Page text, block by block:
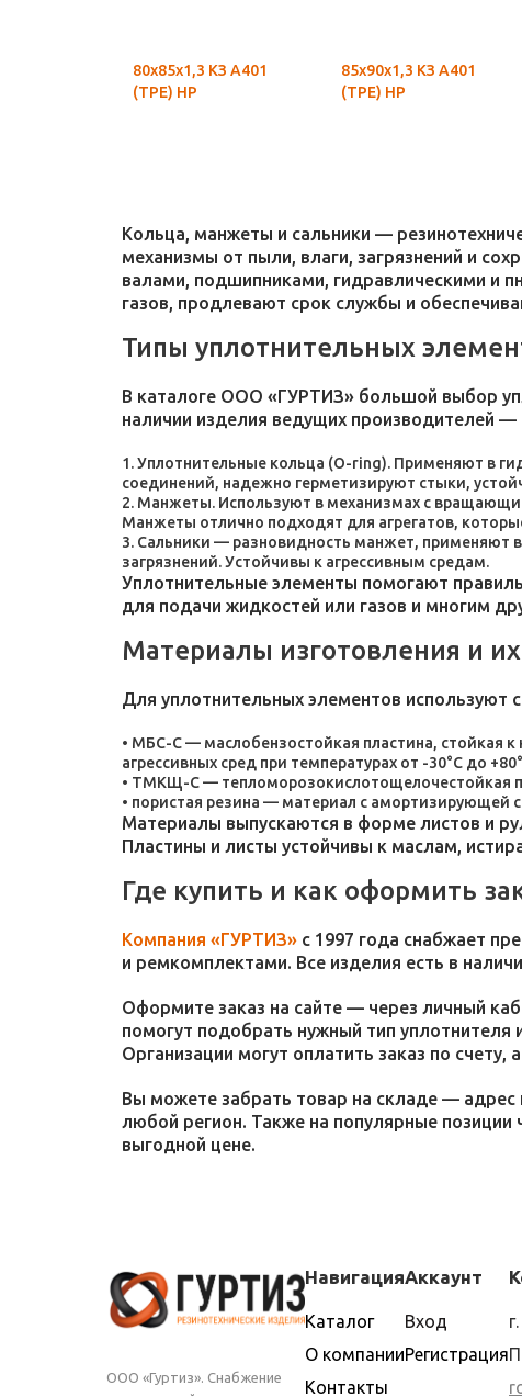
80х85х1,3 КЗ А401
(ТРЕ) НР
85х90х1,3 КЗ А401
(ТРЕ) НР
Кольца, манжеты и сальники —
механизмы от пыли, влаги, загрязнений и
валами, подшипниками, гидравлическими и
газов, продлевают срок службы и
Типы уплотнительных
В каталоге ООО «ГУРТИЗ» большой выбор
наличии изделия ведущих производителей
Уплотнительные кольца (O-ring). Применяют в
соединений, надежно герметизируют стыки,
Манжеты. Используют в механизмах с
Манжеты отлично подходят для агрегатов,
Сальники — разновидность манжет, применяют в
загрязнений. Устойчивы к агрессивным средам.
Уплотнительные элементы помогают
для подачи жидкостей или газов и многим
Материалы изготовления и
Для уплотнительных элементов используют
МБС-С — маслобензостойкая пластина, стойкая к
агрессивных сред при температурах от -30°C до
ТМКЩ-С — тепломорозокислотощелочестойкая
пористая резина — материал с амортизирующей
Материалы выпускаются в форме листов и
Пластины и листы устойчивы к маслам,
Где купить и как оформить
Компания «ГУРТИЗ» с 1997 года снабжает
и ремкомплектами. Все изделия есть в
Оформите заказ на сайте — через личный
помогут подобрать нужный тип уплотнителя
Организации могут оплатить заказ по
Вы можете забрать товар на складе — адрес
любой регион. Также на популярные
выгодной цене.
ООО «Гуртиз». Снабжение
Навигация
Каталог
О компании
Контакты
Аккаунт
Вход
Регистрация